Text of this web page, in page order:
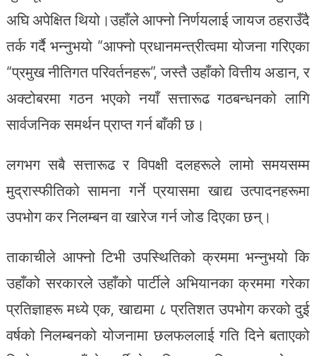
अघि अपेक्षित थियो।उहाँले आफ्नो निर्णयलाई जायज ठहराउँदै
तर्क गर्दै भन्नुभयो “आफ्नो प्रधानमन्त्रीत्वमा योजना गरिएका
“प्रमुख नीतिगत परिवर्तनहरू”, जस्तै उहाँको वित्तीय अडान, र
अक्टोबरमा गठन भएको नयाँ सत्तारूढ गठबन्धनको लागि
सार्वजनिक समर्थन प्राप्त गर्न बाँकी छ।
लगभग सबै सत्तारूढ र विपक्षी दलहरूले लामो समयसम्म
मुद्रास्फीतिको सामना गर्ने प्रयासमा खाद्य उत्पादनहरूमा
उपभोग कर निलम्बन वा खारेज गर्न जोड दिएका छन्।
ताकाचीले आफ्नो टिभी उपस्थितिको क्रममा भन्नुभयो कि
उहाँको सरकारले उहाँको पार्टीले अभियानका क्रममा गरेका
प्रतिज्ञाहरू मध्ये एक, खाद्यमा ८ प्रतिशत उपभोग करको दुई
वर्षको निलम्बनको योजनामा ​​छलफललाई गति दिने बताएको